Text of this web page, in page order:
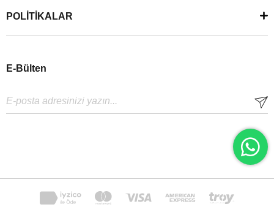
POLİTİKALAR
E-Bülten